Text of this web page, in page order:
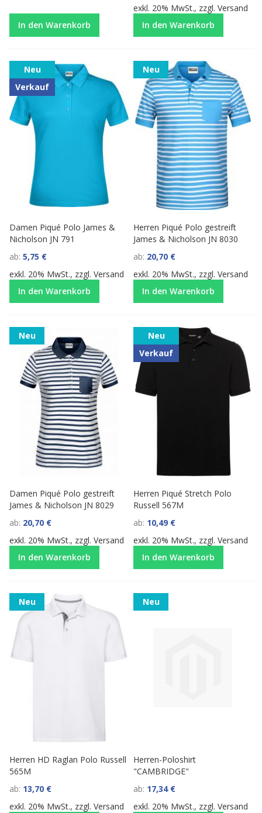
In den Warenkorb
exkl. 20% MwSt., zzgl.Versand
In den Warenkorb
Neu
Verkauf
Damen Piqué Polo James &
Nicholson JN 791
ab 5,75 €
exkl. 20% MwSt., zzgl.Versand
In den Warenkorb
Neu
Herren Piqué Polo gestreift
James & Nicholson JN 8030
ab 20,70 €
exkl. 20% MwSt., zzgl.Versand
In den Warenkorb
Neu
Damen Piqué Polo gestreift
James & Nicholson JN 8029
ab 20,70 €
exkl. 20% MwSt., zzgl.Versand
In den Warenkorb
Neu
Verkauf
Herren Piqué Stretch Polo
Russell 567M
ab 10,49 €
exkl. 20% MwSt., zzgl.Versand
In den Warenkorb
Neu
Herren HD Raglan Polo Russell
565M
ab 13,70 €
exkl. 20% MwSt., zzgl.Versand
Neu
Herren-Poloshirt
"CAMBRIDGE"
ab 17,34 €
exkl. 20% MwSt., zzgl.Versand